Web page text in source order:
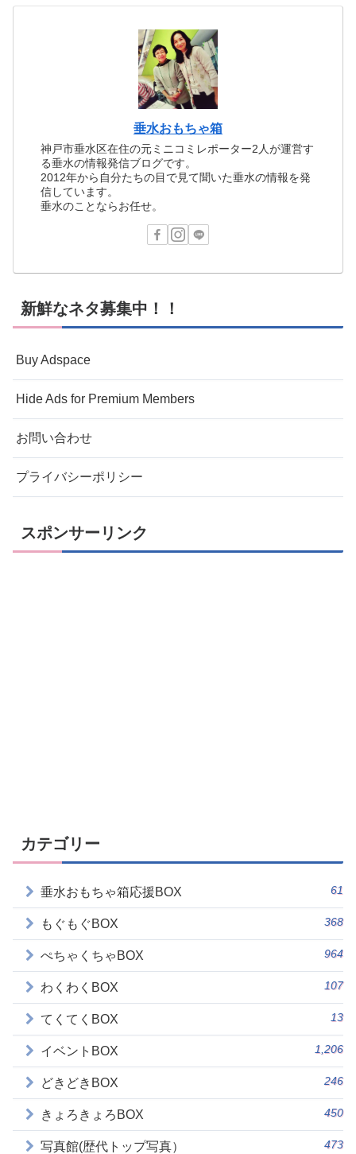
垂水おもちゃ箱
神戸市垂水区在住の元ミニコミレポーター2人が運営す
る垂水の情報発信ブログです。
2012年から自分たちの目で見て聞いた垂水の情報を発
信しています。
垂水のことならお任せ。
新鮮なネタ募集中！！
Buy Adspace
Hide Ads for Premium Members
お問い合わせ
プライバシーポリシー
スポンサーリンク
カテゴリー
垂水おもちゃ箱応援BOX 61
もぐもぐBOX 368
ぺちゃくちゃBOX 964
わくわくBOX 107
てくてくBOX 13
イベントBOX 1,206
どきどきBOX 246
きょろきょろBOX 450
写真館(歴代トップ写真） 473